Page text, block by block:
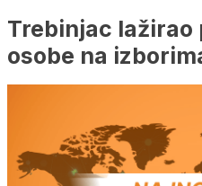
Trebinjac
osobe na